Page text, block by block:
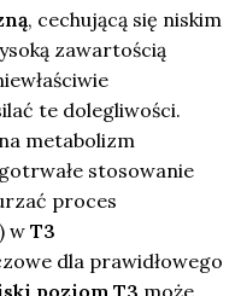
, cechującą się niskim
zawartością
te dolegliwości.
metabolizm
stosowanie
proces
wT3
dla prawidłowego
poziom T3 może